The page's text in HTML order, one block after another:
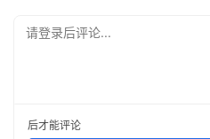
请登录后评论...
后才能评论